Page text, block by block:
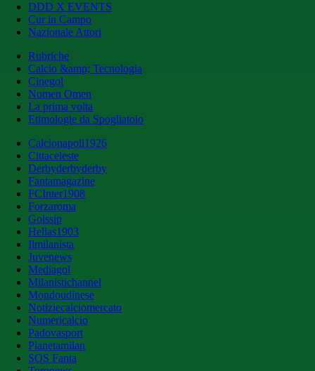
DDD X EVENTS
Cur in Campo
Nazionale Attori
Rubriche
Calcio &amp; Tecnologia
Cinegol
Nomen Omen
La prima volta
Etimologie da Spogliatoio
Calcionapoli1926
Cittaceleste
Derbyderbyderby
Fantamagazine
FCInter1908
Forzaroma
Golssip
Hellas1903
Ilmilanista
Juvenews
Mediagol
Milanistichannel
Mondoudinese
Notiziecalciomercato
Numericalcio
Padovasport
Pianetamilan
SOS Fanta